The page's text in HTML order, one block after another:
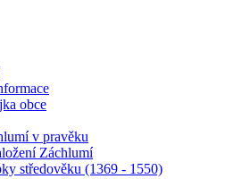
obce
v pravěku
Záchlumí
středověku (1369 - 1550)